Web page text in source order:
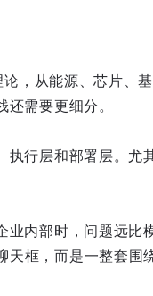
，从能源、芯片、
需要更细分。
执行层和部署层。尤
内部时，问题远比
天框，而是一整套围